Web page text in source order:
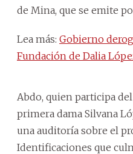
de Mina, que se emite
Lea más: Gobierno
Fundación de Dalia
Abdo, quien participa
primera dama Silvana
una auditoría sobre el
Identificaciones que